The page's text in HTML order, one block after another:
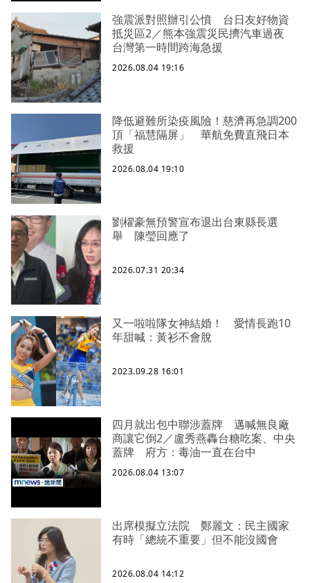
強震派對照辦引公憤 台日友好物資
抵災區2／熊本強震災民擠汽車過夜
台灣第一時間跨海急援
2026.08.04 19:16
降低避難所染疫風險！慈濟再急調200
頂「福慧隔屏」 華航免費直飛日本
救援
2026.08.04 19:10
劉櫂豪無預警宣布退出台東縣長選
舉 陳瑩回應了
2026.07.31 20:34
又一啦啦隊女神結婚！ 愛情長跑10
年甜喊：黃衫不會脫
2023.09.28 16:01
四月就出包中聯涉蓋牌 邁喊無良廠
商讓它倒2／盧秀燕轟台糖吃案、中央
蓋牌 府方：毒油一直在台中
2026.08.04 13:07
出席模擬立法院 鄭麗文：民主國家
有時「總統不重要」但不能沒國會
2026.08.04 14:12